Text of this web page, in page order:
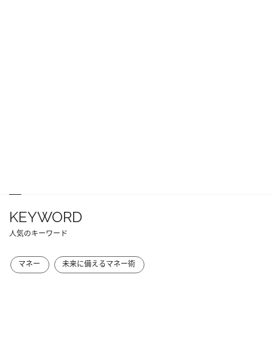
KEYWORD
人気のキーワード
マネー 未来に備えるマネー術